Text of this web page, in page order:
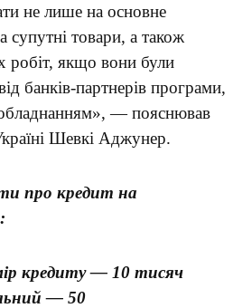
не лише на основне
супутні товари, а також
робіт, якщо вони були
банків-партнерів програми,
— пояснював
Шевкі Аджунер.
про кредит на
кредиту — 10 тисяч
— 50